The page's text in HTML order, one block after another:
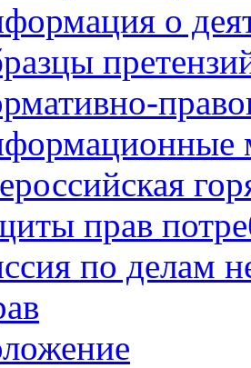
о
прав
по делам